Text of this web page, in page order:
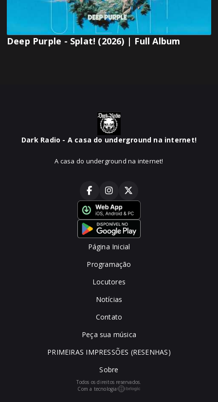
Deep Purple - Splat! (2026) | Full Album
Dark Radio - A casa do underground na internet!
A casa do underground na internet!
Página Inicial
Programação
Locutores
Notícias
Contato
Peça sua música
PRIMEIRAS IMPRESSÕES (RESENHAS)
Sobre
Todos os direitos reservados.
Com a tecnologia